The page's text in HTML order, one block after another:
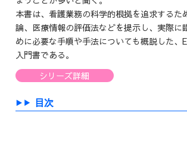
本書は、看護業務の科学的根拠を追求するた
論、医療情報の評価法などを提示し、実際に
めに必要な手順や手法についても概説した、
入門書である。
シリーズ詳細
目次